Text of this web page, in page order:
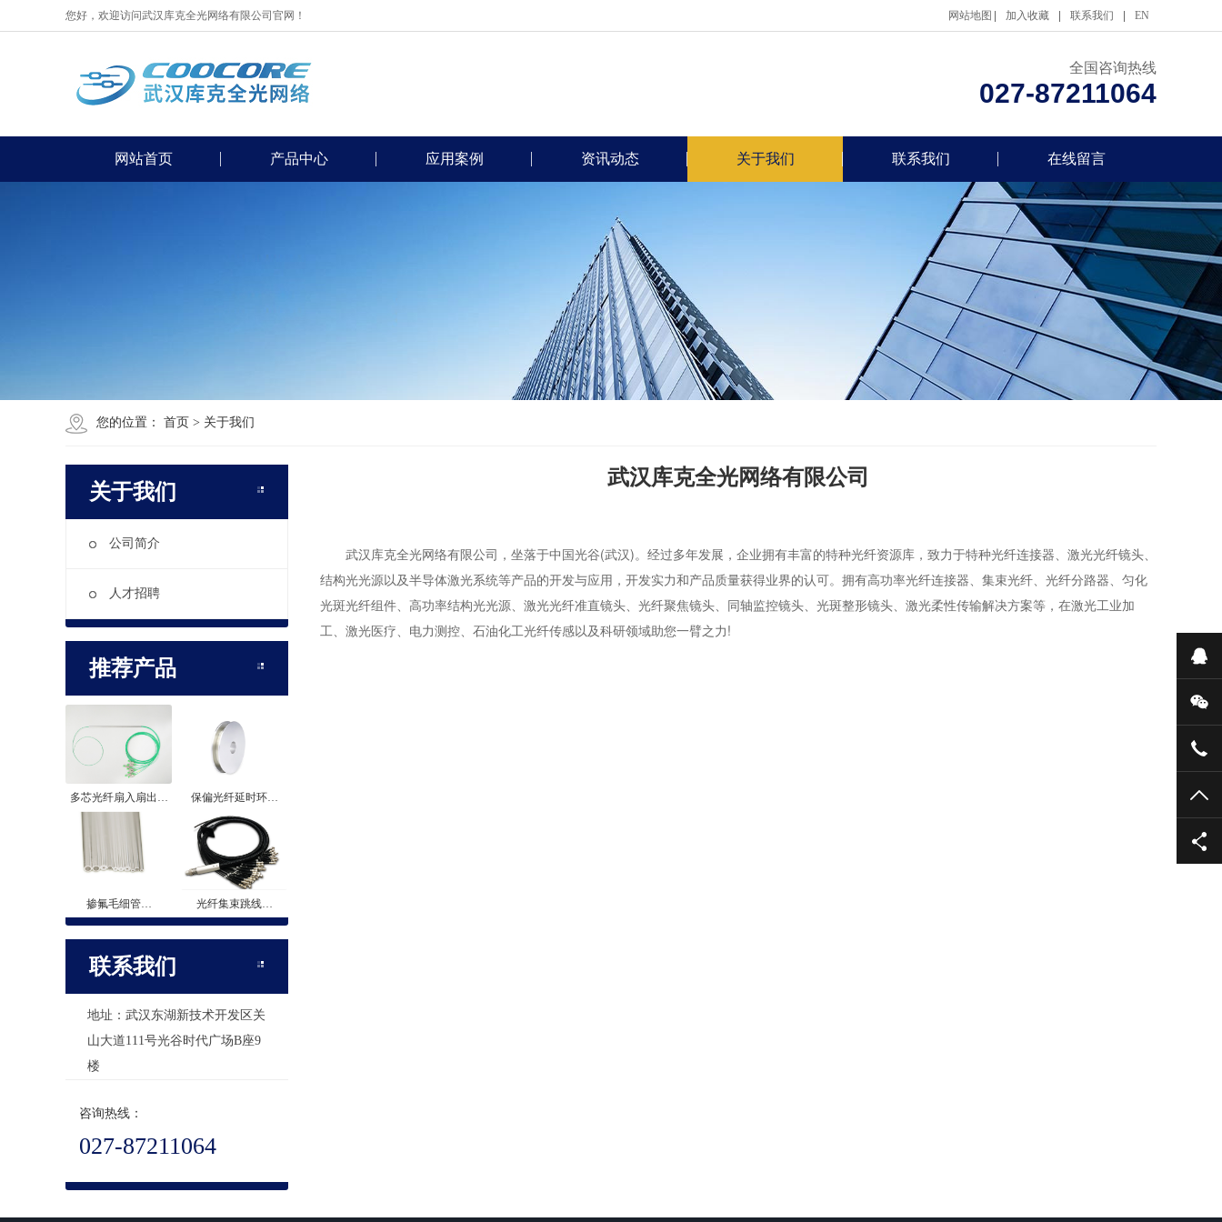
网站地图 加入收藏 联系我们 EN
您好，欢迎访问武汉库克全光网络有限公司官网！
全国咨询热线
027-87211064
网站首页 产品中心 应用案例 资讯动态 关于我们 联系我们 在线留言
您的位置： 首页 > 关于我们
关于我们
公司简介
人才招聘
推荐产品
多芯光纤扇入扇出… 保偏光纤延时环…
掺氟毛细管… 光纤集束跳线…
联系我们
地址：武汉东湖新技术开发区关
山大道111号光谷时代广场B座9
楼
咨询热线：
027-87211064
武汉库克全光网络有限公司
武汉库克全光网络有限公司，坐落于中国光谷(武汉)。 经过多年发展，企业拥有丰富的特种光纤资源库，致力于特种光纤连接器、激光光纤镜头、
结构光光源以及半导体激光系统等产品的开发与应用，开发实力和产品质量获得业界的认可。拥有高功率光纤连接器、集束光纤、光纤分路器、匀化
光斑光纤组件、高功率结构光光源、激光光纤准直镜头、光纤聚焦镜头、同轴监控镜头、光斑整形镜头、激光柔性传输解决方案等，在激光工业加
工、激光医疗、电力测控、石油化工光纤传感以及科研领域助您一臂之力!
在
微